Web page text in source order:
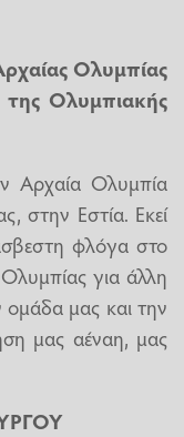
Ολυμπίας
Ολυμπιακής
Αρχαία Ολυμπία
στην Εστία. Εκεί
φλόγα στο
για άλλη
ομάδα μας και την
μας αέναη, μας